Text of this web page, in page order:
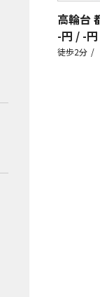
-円 / -円
徒歩2分